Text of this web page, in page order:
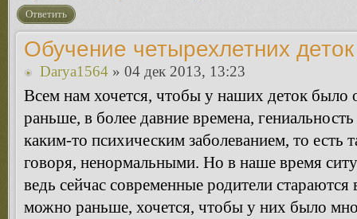
Ответить
Обучение четырехлетних деток
Darya1564 » 04 дек 2013, 13:23
Всем нам хочется, чтобы у наших деток было
раньше, в более давние времена,
каким-то психическим заболеванием, то есть
говоря, ненормальными. Но в наше время
ведь сейчас современные родители стараются
можно раньше, хочется, чтобы у них было